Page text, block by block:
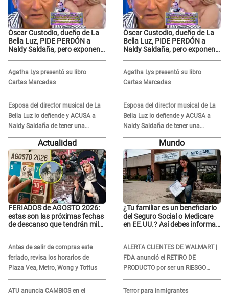
Óscar Custodio, dueño de La
Bella Luz, PIDE PERDÓN a
Naldy Saldaña, pero exponen
grabar"
Agatha Lys presentó su libro
Cartas Marcadas
Esposa del director musical de La
Bella Luz lo defiende y ACUSA a
Naldy Saldaña de tener una
relación con él y otros integrantes
Óscar Custodio, dueño de La
Bella Luz, PIDE PERDÓN a
Naldy Saldaña, pero exponen
grabar"
Agatha Lys presentó su libro
Cartas Marcadas
Esposa del director musical de La
Bella Luz lo defiende y ACUSA a
Naldy Saldaña de tener una
relación con él y otros integrantes
Actualidad
FERIADOS de AGOSTO 2026:
estas son las próximas fechas
de descanso que tendrán miles
Antes de salir de compras este
feriado, revisa los horarios de
Plaza Vea, Metro, Wong y Tottus
ATU anuncia CAMBIOS en el
Mundo
¿Tu familiar es un beneficiario
del Seguro Social o Medicare
en EE.UU.? Así debes informar
ALERTA CLIENTES DE WALMART |
FDA anunció el RETIRO DE
PRODUCTO por ser un RIESGO
MORTAL para consumidores: ¿Cuál
es?
Terror para inmigrantes